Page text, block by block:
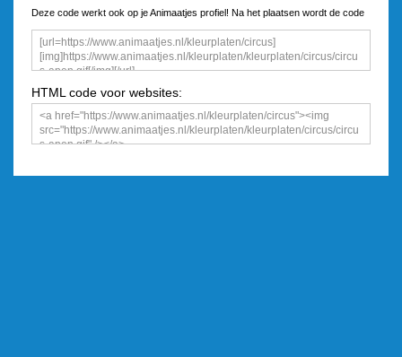
Deze code werkt ook op je Animaatjes profiel! Na het plaatsen wordt de code
een plaatje
HTML code voor websites: